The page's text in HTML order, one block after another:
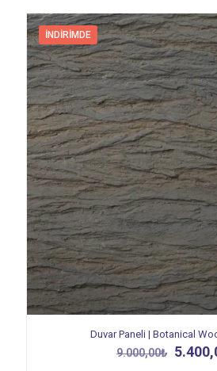
İNDIRIMDE
Duvar Paneli | Botanical
9.000,00₺